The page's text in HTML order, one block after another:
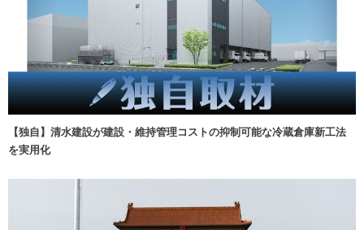
【独自】清水建設が建設・維持管理コストの抑制可能な冷蔵倉庫新工法
を実用化